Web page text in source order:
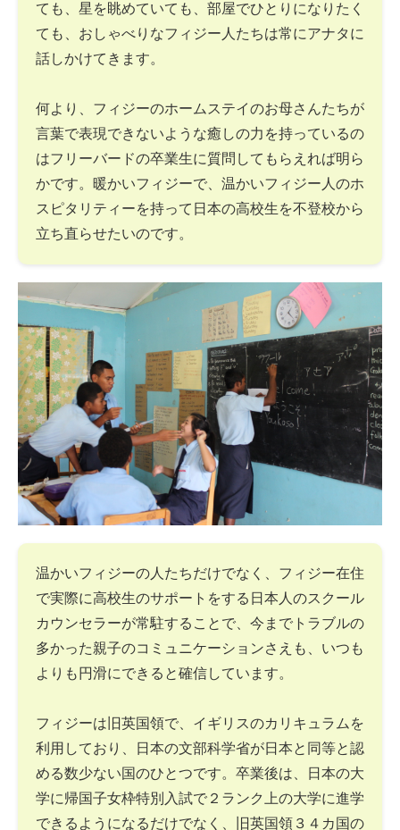
ても、星を眺めていても、部屋でひとりになりたく
ても、おしゃべりなフィジー人たちは常にアナタに
話しかけてきます。
何より、フィジーのホームステイのお母さんたちが
言葉で表現できないような癒しの力を持っているの
はフリーバードの卒業生に質問してもらえれば明ら
かです。暖かいフィジーで、温かいフィジー人のホ
スピタリティーを持って日本の高校生を不登校から
立ち直らせたいのです。
温かいフィジーの人たちだけでなく、フィジー在住
で実際に高校生のサポートをする日本人のスクール
カウンセラーが常駐することで、今までトラブルの
多かった親子のコミュニケーションさえも、いつも
よりも円滑にできると確信しています。
フィジーは旧英国領で、イギリスのカリキュラムを
利用しており、日本の文部科学省が日本と同等と認
める数少ない国のひとつです。卒業後は、日本の大
学に帰国子女枠特別入試で２ランク上の大学に進学
できるようになるだけでなく、旧英国領３４カ国の